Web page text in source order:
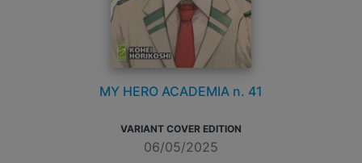
MY HERO ACADEMIA n. 41
VARIANT COVER EDITION
06/05/2025